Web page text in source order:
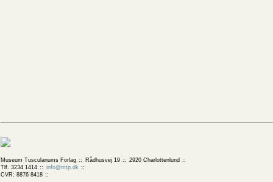
Museum Tusculanums Forlag Rådhusvej 19
2920 Charlottenlund
Tlf. 3234 1414
info@mtp.dk
CVR: 8876 8418